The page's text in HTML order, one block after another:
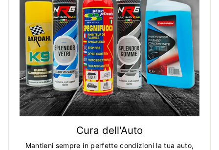
Cura dell'Auto
Mantieni sempre in perfette condizioni la tua auto,